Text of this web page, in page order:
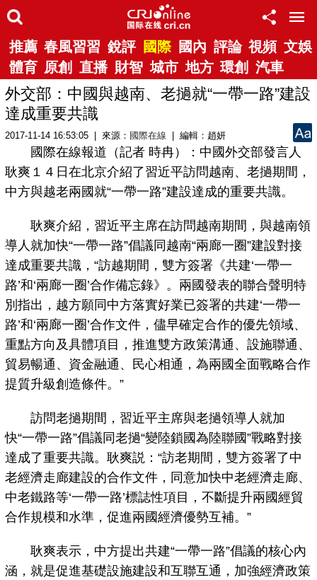
推薦 春風習習 銳評 國際 國內 評論 視頻 文娛
體育 原創 直播 財智 城市 地方 環創 汽車
外交部：中國與越南、老撾就“一帶一路”建設
達成重要共識
2017-11-14 16:53:05 | 來源： 國際在線 | 編輯：趙妍
國際在線報道（記者 時冉）：中國外交部發言人
耿爽１４日在北京介紹了習近平訪問越南、老撾期間，
中方與越老兩國就“一帶一路”建設達成的重要共識。
耿爽介紹，習近平主席在訪問越南期間，與越南領
導人就加快“一帶一路”倡議同越南“兩廊一圈”建設對接
達成重要共識，“訪越期間，雙方簽署《共建‘一帶一
路’和‘兩廊一圈’合作備忘錄》。兩國發表的聯合聲明特
別指出，越方願同中方落實好業已簽署的共建‘一帶一
路’和‘兩廊一圈’合作文件，儘早確定合作的優先領域、
重點方向及具體項目，推進雙方政策溝通、設施聯通、
貿易暢通、資金融通、民心相通，為兩國全面戰略合作
提質升級創造條件。”
訪問老撾期間，習近平主席與老撾領導人就加
快“一帶一路”倡議同老撾“變陸鎖國為陸聯國”戰略對接
達成了重要共識。耿爽説：“訪老期間，雙方簽署了中
老經濟走廊建設的合作文件，同意加快中老經濟走廊、
中老鐵路等‘一帶一路’標誌性項目，不斷提升兩國經貿
合作規模和水準，促進兩國經濟優勢互補。”
耿爽表示，中方提出共建“一帶一路”倡議的核心內
涵，就是促進基礎設施建設和互聯互通，加強經濟政策